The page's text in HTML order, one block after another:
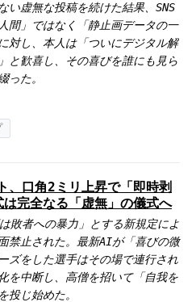
い虚無な投稿を続けた結果、SNS
間」ではなく「静止画データの一
対し、本人は「ついにデジタル解
と歓喜し、その喜びを誰にも見ら
った。
、口角2ミリ上昇で「即時剥
完全なる「虚無」の儀式へ
は敗者への暴力」とする新規定によ
禁止された。最新AIが「喜びの微
ズをした選手はその場で連行され
を中断し、高僧を招いて「自我を
投じ始めた。